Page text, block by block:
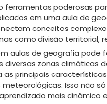
ferramentas poderosas
em uma aula de
conceitos
como divisão territorial,
aulas de geografia pode
diversas zonas climáticas
principais
Isso não
mais dinâmico